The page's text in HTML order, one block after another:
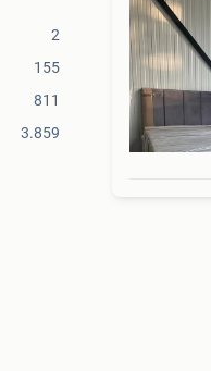
2
155
811
3.859